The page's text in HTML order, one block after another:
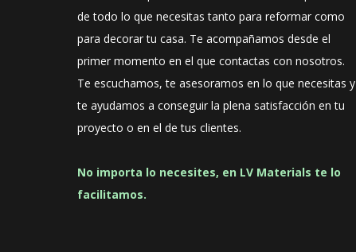
de todo lo que necesitas tanto para reformar como
para decorar tu casa. Te acompañamos desde el
primer momento en el que contactas con nosotros.
Te escuchamos, te asesoramos en lo que necesitas y
te ayudamos a conseguir la plena satisfacción en tu
proyecto o en el de tus clientes.
No importa lo necesites, en LV Materials te lo
facilitamos.